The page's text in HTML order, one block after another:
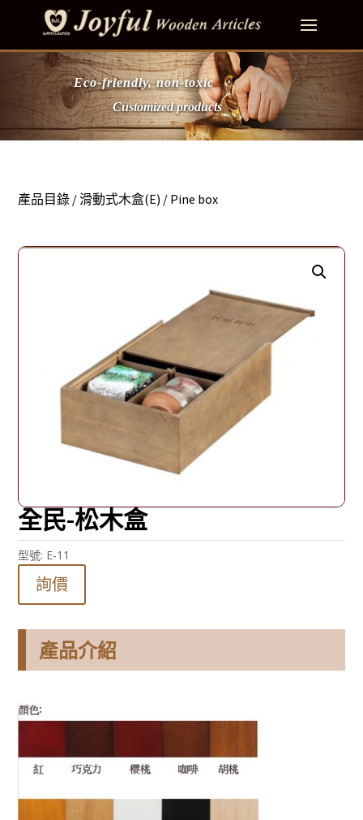
Eco-friendly, non-toxic
Customized products
產品目錄 /滑動式木盒(E) / Pine box
全民-松木盒
型號: E-11
詢價
產品介紹